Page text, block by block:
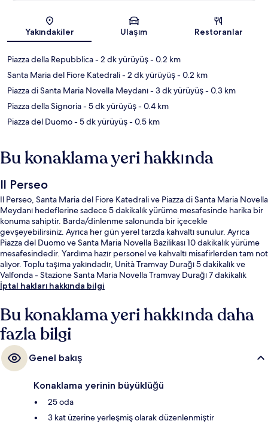
Harita
Yakındakiler Ulaşım Restoranlar
Piazza della Repubblica- 2 dk yürüyüş- 0.2 km
Santa Maria del Fiore Katedrali- 2 dk yürüyüş- 0.2 km
Piazza di Santa Maria Novella Meydanı- 3 dk yürüyüş- 0.3 km
Piazza della Signoria- 5 dk yürüyüş- 0.4 km
Piazza del Duomo- 5 dk yürüyüş- 0.5 km
Bu konaklama yeri hakkında
Il Perseo
Il Perseo, Santa Maria del Fiore Katedrali ve Piazza di Santa Maria Novella
Meydanı hedeflerine sadece 5 dakikalık yürüme mesafesinde harika bir
konuma sahiptir. Barda/dinlenme salonunda bir içecekle
gevşeyebilirsiniz. Ayrıca her gün yerel tarzda kahvaltı sunulur. Ayrıca
Piazza del Duomo ve Santa Maria Novella Bazilikası 10 dakikalık yürüme
mesafesindedir. Yardıma hazır personel ve kahvaltı misafirlerden tam not
alıyor. Toplu taşıma yakındadır, Unità Tramvay Durağı 5 dakikalık ve
Valfonda - Stazione Santa Maria Novella Tramvay Durağı 7 dakikalık
yürüme mesafesinde bulunur.
İptal hakları hakkında bilgi
Bu konaklama yeri hakkında daha
fazla bilgi
Genel bakış
Konaklama yerinin büyüklüğü
25 oda
3 kat üzerine yerleşmiş olarak düzenlenmiştir